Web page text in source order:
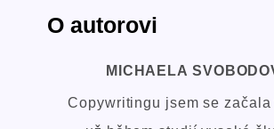
O autorovi
MICHAELA
Copywritingu jsem se začala